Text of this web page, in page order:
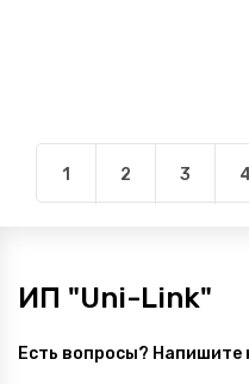
1 2 3 4
ИП "Uni-Link"
Есть вопросы? Напишите